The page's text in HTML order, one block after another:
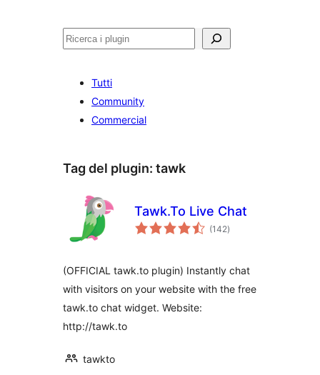
Cerca
Tutti
Community
Commercial
Tag del plugin: tawk
Tawk.To Live Chat
(142valutazioni
totali
)
(OFFICIAL tawk.to plugin) Instantly chat
with visitors on your website with the free
tawk.to chat widget. Website:
http://tawk.to
tawkto